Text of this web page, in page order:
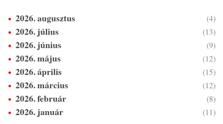
2026. augusztus (4)
2026. július (13)
2026. június (9)
2026. május (12)
2026. április (15)
2026. március (12)
2026. február (8)
2026. január (11)